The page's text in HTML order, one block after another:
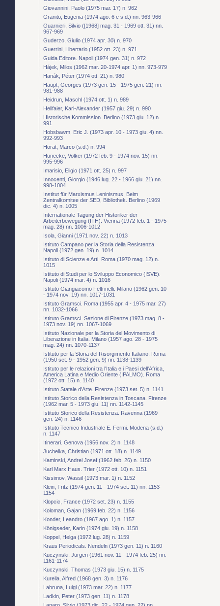
Giovannini, Paolo (1975 mar. 17) n. 962
Granito, Eugenia (1974 ago. 6 e s.d.) nn. 963-966
Guarnieri, Silvio ([1968] mag. 31 - 1969 ott. 31) nn.
967-969
Guderzo, Giulio (1974 apr. 30) n. 970
Guerrini, Libertario (1952 ott. 23) n. 971
Guida Editore. Napoli (1974 gen. 31) n. 972
Hájek, Milos (1962 mar. 20-1974 apr. 1) nn. 973-979
Hanák, Péter (1974 ott. 21) n. 980
Haupt, Georges (1973 gen. 15 - 1975 gen. 21) nn.
981-988
Heidrun, Maschl (1974 ott. 1) n. 989
Hellfaier, Karl-Alexander (1957 giu. 29) n. 990
Historische Kommission. Berlino (1973 giu. 12) n.
991
Hobsbawm, Eric J. (1973 apr. 10 - 1973 giu. 4) nn.
992-993
Horat, Marco (s.d.) n. 994
Hunecke, Volker (1972 feb. 9 - 1974 nov. 15) nn.
995-996
Imarisio, Eligio (1971 ott. 25) n. 997
Innocenti, Giorgio (1946 lug. 22 - 1966 giu. 21) nn.
998-1004
Institut für Marxismus Leninismus, Beim
Zentralkomitee der SED, Bibliothek. Berlino (1969
dic. 4) n. 1005
Internationale Tagung der Historiker der
Arbeiterbewegung (ITH). Vienna (1972 feb. 1 - 1975
mag. 28) nn. 1006-1012
Isola, Gianni (1971 nov. 22) n. 1013
Istituto Campano per la Storia della Resistenza.
Napoli (1972 gen. 19) n. 1014
Istituto di Scienze e Arti. Roma (1970 mag. 12) n.
1015
Istituto di Studi per lo Sviluppo Economico (ISVE).
Napoli (1974 mar. 4) n. 1016
Istituto Giangiacomo Feltrinelli. Milano (1962 gen. 10
- 1974 nov. 19) nn. 1017-1031
Istituto Gramsci. Roma (1955 apr. 4 - 1975 mar. 27)
nn. 1032-1066
Istituto Gramsci. Sezione di Firenze (1973 mag. 8 -
1973 nov. 19) nn. 1067-1069
Istituto Nazionale per la Storia del Movimento di
Liberazione in Italia. Milano (1957 ago. 28 - 1975
mag. 24) nn. 1070-1137
Istituto per la Storia del Risorgimento Italiano. Roma
(1950 set. 9 - 1952 gen. 9) nn. 1138-1139
Istituto per le relazioni tra l'Italia e i Paesi dell'Africa,
America Latina e Medio Oriente (IPALMO). Roma
(1972 ott. 15) n. 1140
Istituto Statale d'Arte. Firenze (1973 set. 5) n. 1141
Istituto Storico della Resistenza in Toscana. Firenze
(1962 mar. 5 - 1973 giu. 11) nn. 1142-1145
Istituto Storico della Resistenza. Ravenna (1969
gen. 24) n. 1146
Istituto Tecnico Industriale E. Fermi. Modena (s.d.)
n. 1147
Itinerari. Genova (1956 nov. 2) n. 1148
Juchelka, Christian (1971 ott. 18) n. 1149
Kaminski, Andrei Josef (1962 feb. 26) n. 1150
Karl Marx Haus. Trier (1972 ott. 10) n. 1151
Kissimov, Wassil (1973 mar. 1) n. 1152
Klein, Fritz (1974 gen. 11 - 1974 set. 11) nn. 1153-
1154
Klopcic, France (1972 set. 23) n. 1155
Koloman, Gajan (1969 feb. 22) n. 1156
Konder, Leandro (1967 ago. 1) n. 1157
Königseder, Karin (1974 giu. 19) n. 1158
Koppel, Helga (1972 lug. 28) n. 1159
Kraus Periodicals. Nendeln (1973 gen. 11) n. 1160
Kuczynski, Jürgen (1961 nov. 11 - 1974 feb. 25) nn.
1161-1174
Kuczynski, Thomas (1973 giu. 15) n. 1175
Kurella, Alfred (1968 gen. 3) n. 1176
Labruna, Luigi (1973 mar. 22) n. 1177
Ladkin, Peter (1973 gen. 11) n. 1178
Lanaro, Silvio (1973 dic. 22 - 1974 gen. 22) nn.